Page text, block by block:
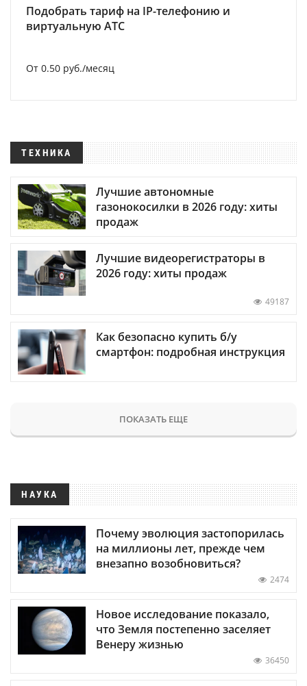
Подобрать тариф на IP-телефонию и
виртуальную АТС
От 0.50 руб./месяц
ТЕХНИКА
Лучшие автономные
газонокосилки в 2026 году: хиты
продаж
Лучшие видеорегистраторы в
2026 году: хиты продаж
49187
Как безопасно купить б/у
смартфон: подробная инструкция
ПОКАЗАТЬ ЕЩЕ
НАУКА
Почему эволюция застопорилась
на миллионы лет, прежде чем
внезапно возобновиться?
2474
Новое исследование показало,
что Земля постепенно заселяет
Венеру жизнью
36450